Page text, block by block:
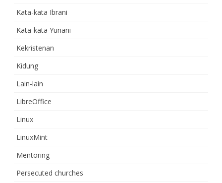
Kata-kata Ibrani
Kata-kata Yunani
Kekristenan
Kidung
Lain-lain
LibreOffice
Linux
LinuxMint
Mentoring
Persecuted churches